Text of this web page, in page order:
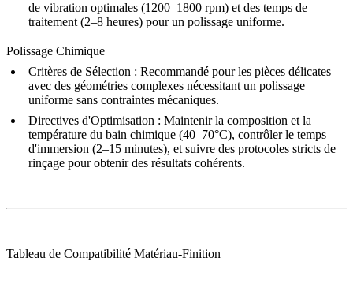
de vibration optimales (1200–1800 rpm) et des temps de
traitement (2–8 heures) pour un polissage uniforme.
Polissage Chimique
Critères de Sélection : Recommandé pour les pièces délicates
avec des géométries complexes nécessitant un polissage
uniforme sans contraintes mécaniques.
Directives d'Optimisation : Maintenir la composition et la
température du bain chimique (40–70°C), contrôler le temps
d'immersion (2–15 minutes), et suivre des protocoles stricts de
rinçage pour obtenir des résultats cohérents.
Tableau de Compatibilité Matériau-Finition